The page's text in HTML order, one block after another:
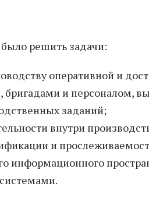
решить задачи:
оперативной и
и персоналом,
заданий;
внутри
и
информационного